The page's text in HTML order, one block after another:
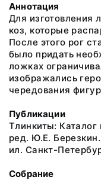
Аннотация
Для изготовления
коз, которые
После этого рог
было придать
ложках
изображались
чередования
Публикации
Тлинкиты:
ред. Ю.Е.
ил. Санкт-
Собрание